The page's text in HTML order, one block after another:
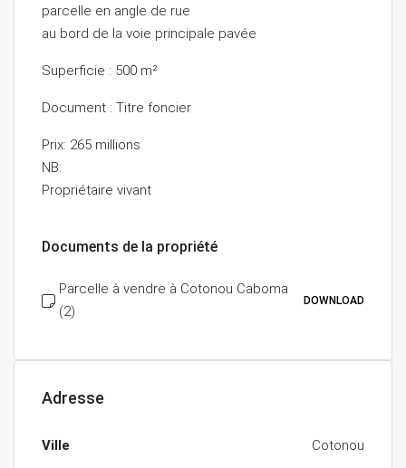
parcelle en angle de rue
au bord de la voie principale pavée
Superficie : 500 m²
Document : Titre foncier
Prix: 265 millions
NB:
Propriétaire vivant
Documents de la propriété
Parcelle à vendre à Cotonou Caboma
(2)
DOWNLOAD
Adresse
Ville
Cotonou